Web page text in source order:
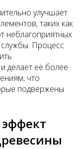
улучшает
таких как
неблагоприятных
Процесс
делает её более
что
подвержены
эффект